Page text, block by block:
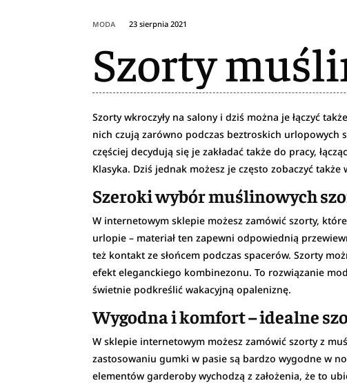
MODA 23 sierpnia 2021
Szorty
Szorty wkroczyły na salony i dziś można je łączyć
nich czują zarówno podczas beztroskich urlopowych
częściej decydują się je zakładać także do pracy,
Klasyka. Dziś jednak możesz je często zobaczyć
Szeroki wybór muślinowych
W internetowym sklepie możesz zamówić szorty,
urlopie – materiał ten zapewni odpowiednią
też kontakt ze słońcem podczas spacerów. Szorty
efekt eleganckiego kombinezonu. To rozwiązanie
świetnie podkreślić wakacyjną opaleniznę.
Wygodna i komfort – idealne
W sklepie internetowym możesz zamówić szorty z
zastosowaniu gumki w pasie są bardzo wygodne w
elementów garderoby wychodzą z założenia, że to